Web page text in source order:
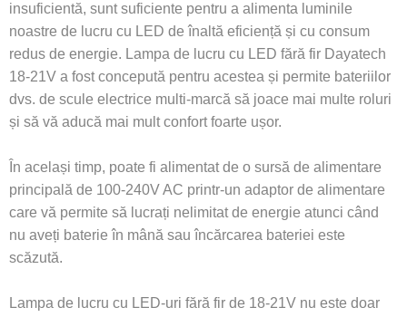
insuficientă, sunt suficiente pentru a alimenta luminile
noastre de lucru cu LED de înaltă eficiență și cu consum
redus de energie. Lampa de lucru cu LED fără fir Dayatech
18-21V a fost concepută pentru acestea și permite bateriilor
dvs. de scule electrice multi-marcă să joace mai multe roluri
și să vă aducă mai mult confort foarte ușor.
În același timp, poate fi alimentat de o sursă de alimentare
principală de 100-240V AC printr-un adaptor de alimentare
care vă permite să lucrați nelimitat de energie atunci când
nu aveți baterie în mână sau încărcarea bateriei este
scăzută.
Lampa de lucru cu LED-uri fără fir de 18-21V nu este doar